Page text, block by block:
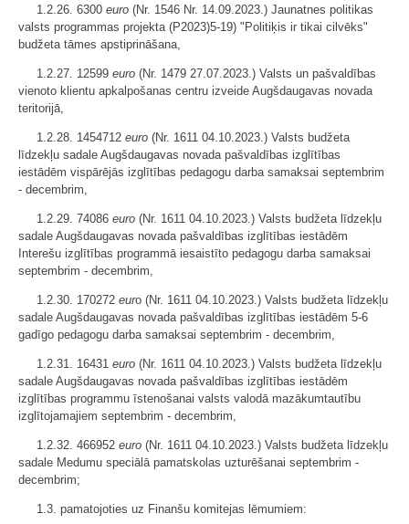
1.2.26. 6300 euro (Nr. 1546 Nr. 14.09.2023.) Jaunatnes politikas
valsts programmas projekta (P2023)5-19) "Politiķis ir tikai cilvēks"
budžeta tāmes apstiprināšana,
1.2.27. 12599 euro (Nr. 1479 27.07.2023.) Valsts un pašvaldības
vienoto klientu apkalpošanas centru izveide Augšdaugavas novada
teritorijā,
1.2.28. 1454712 euro (Nr. 1611 04.10.2023.) Valsts budžeta
līdzekļu sadale Augšdaugavas novada pašvaldības izglītības
iestādēm vispārējās izglītības pedagogu darba samaksai septembrim
- decembrim,
1.2.29. 74086 euro (Nr. 1611 04.10.2023.) Valsts budžeta līdzekļu
sadale Augšdaugavas novada pašvaldības izglītības iestādēm
Interešu izglītības programmā iesaistīto pedagogu darba samaksai
septembrim - decembrim,
1.2.30. 170272 euro (Nr. 1611 04.10.2023.) Valsts budžeta līdzekļu
sadale Augšdaugavas novada pašvaldības izglītības iestādēm 5-6
gadīgo pedagogu darba samaksai septembrim - decembrim,
1.2.31. 16431 euro (Nr. 1611 04.10.2023.) Valsts budžeta līdzekļu
sadale Augšdaugavas novada pašvaldības izglītības iestādēm
izglītības programmu īstenošanai valsts valodā mazākumtautību
izglītojamajiem septembrim - decembrim,
1.2.32. 466952 euro (Nr. 1611 04.10.2023.) Valsts budžeta līdzekļu
sadale Medumu speciālā pamatskolas uzturēšanai septembrim -
decembrim;
1.3. pamatojoties uz Finanšu komitejas lēmumiem: